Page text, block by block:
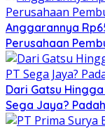
Anggarannya
Perusahaan
Dari Gatsu Hingga
Sega Jaya?